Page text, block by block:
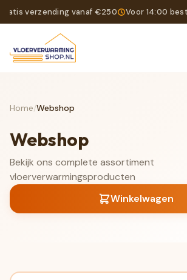
verzending vanaf €250 Voor 14:00
Home/Webshop
Webshop
Bekijk ons complete assortiment
vloerverwarmingsproducten
Winkelwagen